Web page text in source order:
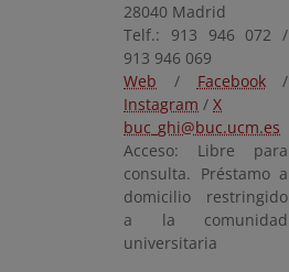
28040 Madrid
Telf.: 913 946 072 /
913 946 069
Web / Facebook/
Instagram / X
buc_ghi@buc.ucm.es
Acceso: Libre para
consulta. Préstamo a
domicilio restringido
a la comunidad
universitaria